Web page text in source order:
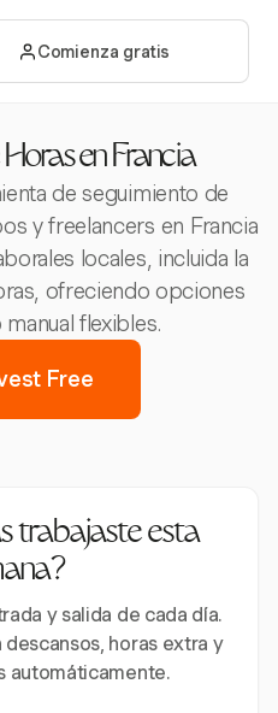
Comienza gratis
en Francia
de seguimiento de
y freelancers en Francia
locales, incluida la
ofreciendo opciones
flexibles.
Free
trabajaste esta
y salida de cada día.
horas extra y
automáticamente.